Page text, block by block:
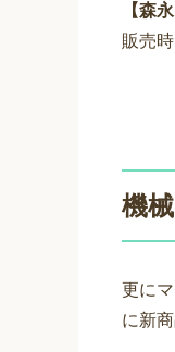
【森
販売
機
更に
に新